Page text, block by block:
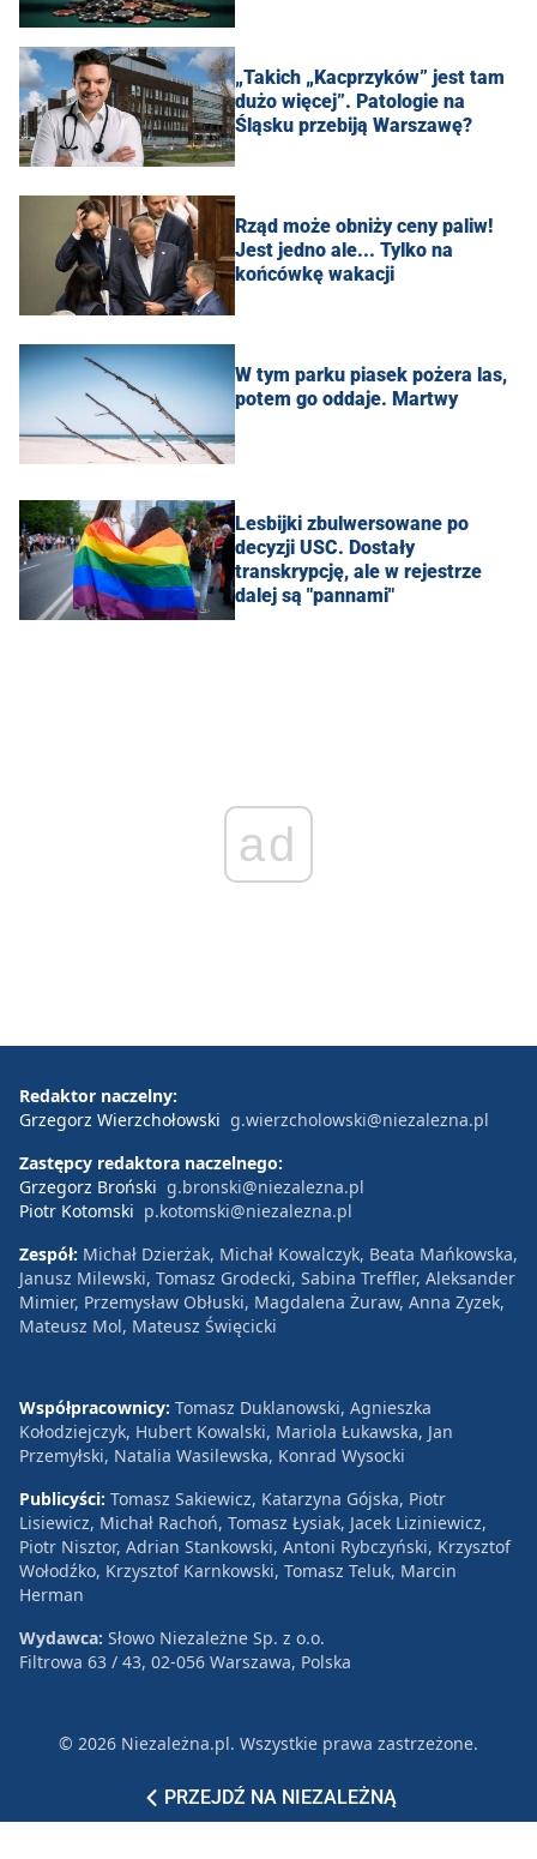
„Takich „Kacprzyków” jest tam
dużo więcej”. Patologie na
Śląsku przebiją Warszawę?
Rząd może obniży ceny paliw!
Jest jedno ale... Tylko na
końcówkę wakacji
W tym parku piasek pożera las,
potem go oddaje. Martwy
Lesbijki zbulwersowane po
decyzji USC. Dostały
transkrypcję, ale w rejestrze
dalej są "pannami"
ad
PRZEJDŹ NA NIEZALEŻNĄ
Redaktor naczelny:
Grzegorz Wierzchołowski g.wierzcholowski@niezalezna.pl
Zastępcy redaktora naczelnego:
Grzegorz Broński g.bronski@niezalezna.pl
Piotr Kotomski p.kotomski@niezalezna.pl
Zespół: Michał Dzierżak, Michał Kowalczyk, Beata Mańkowska,
Janusz Milewski, Tomasz Grodecki, Sabina Treffler, Aleksander
Mimier, Przemysław Obłuski, Magdalena Żuraw, Anna Zyzek,
Mateusz Mol, Mateusz Święcicki
Współpracownicy: Tomasz Duklanowski, Agnieszka
Kołodziejczyk, Hubert Kowalski, Mariola Łukawska, Jan
Przemyłski, Natalia Wasilewska, Konrad Wysocki
Publicyści: Tomasz Sakiewicz, Katarzyna Gójska, Piotr
Lisiewicz, Michał Rachoń, Tomasz Łysiak, Jacek Liziniewicz,
Piotr Nisztor, Adrian Stankowski, Antoni Rybczyński, Krzysztof
Wołodźko, Krzysztof Karnkowski, Tomasz Teluk, Marcin
Herman
Wydawca: Słowo Niezależne Sp. z o.o.
Filtrowa 63 / 43, 02-056 Warszawa, Polska
© 2026 Niezależna.pl. Wszystkie prawa zastrzeżone.
PatronatReklamaPolityka prywatności